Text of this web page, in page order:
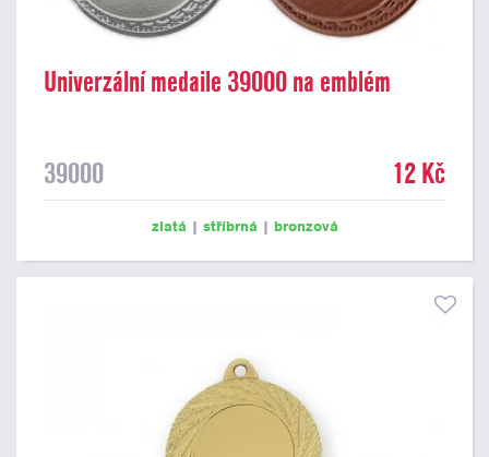
Univerzální medaile 39000 na emblém
39000 12 Kč
zlatá | stříbrná | bronzová